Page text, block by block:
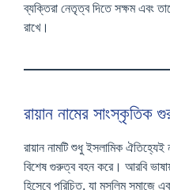
ব্যক্তিরা নেতৃত্ব দিতে সক্ষম এবং
রাখে।
রায়ান নামের সাংস্কৃতিক
রায়ান নামটি শুধু ইসলামিক ঐতিহ্যেই
বিশেষ গুরুত্ব বহন করে। আরবি
হিসেবে পরিচিত, যা মুসলিম সমাজে